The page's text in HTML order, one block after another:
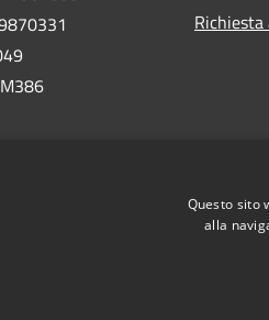
Questo sito
alla